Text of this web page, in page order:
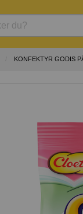
KONFEKTYR GODIS